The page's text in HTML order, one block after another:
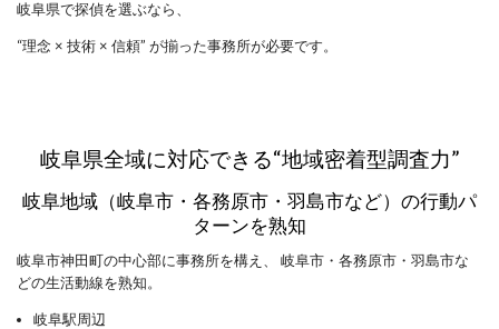
岐阜県で探偵を選ぶなら、
“理念 × 技術 × 信頼” が揃った事務所が必要です。
岐阜県全域に対応できる“地域密着型調査力”
岐阜地域（岐阜市・各務原市・羽島市など）の行動パ
ターンを熟知
岐阜市神田町の中心部に事務所を構え、 岐阜市・各務原市・羽島市な
どの生活動線を熟知。
岐阜駅周辺